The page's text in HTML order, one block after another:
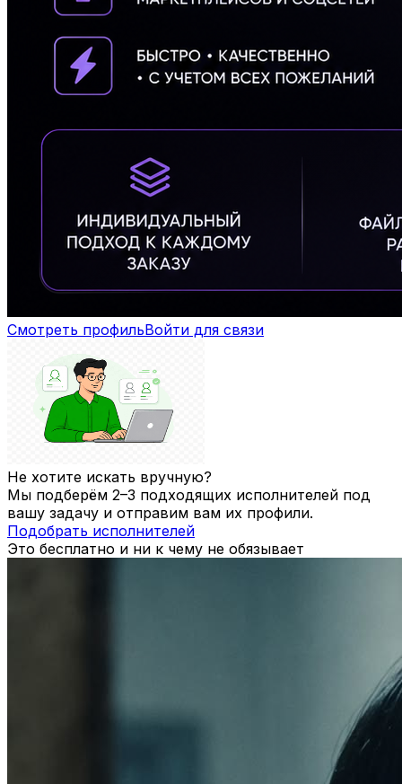
Смотреть профильВойти для связи
Не хотите искать вручную?
Мы подберём 2–3 подходящих исполнителей под
вашу задачу и отправим вам их профили.
Подобрать исполнителей
Это бесплатно и ни к чему не обязывает